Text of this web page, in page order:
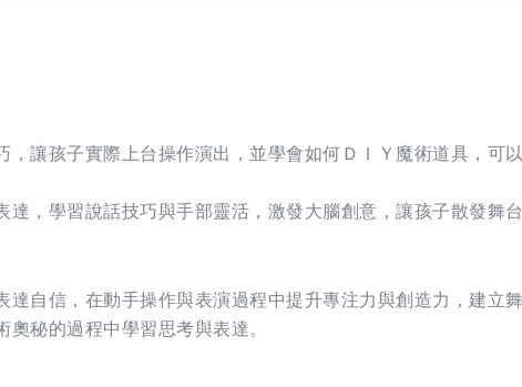
讓孩子實際上台操作演出，並學會如何ＤＩＹ魔術道具，可
，學習說話技巧與手部靈活，激發大腦創意，讓孩子散發舞台
自信，在動手操作與表演過程中提升專注力與創造力，建立
秘的過程中學習思考與表達。